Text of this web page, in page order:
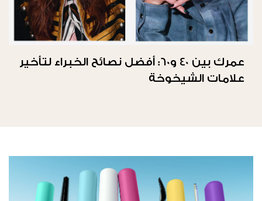
عمرك بين 40 و60: أفضل نصائح الخبراء لتأخير
علامات الشيخوخة